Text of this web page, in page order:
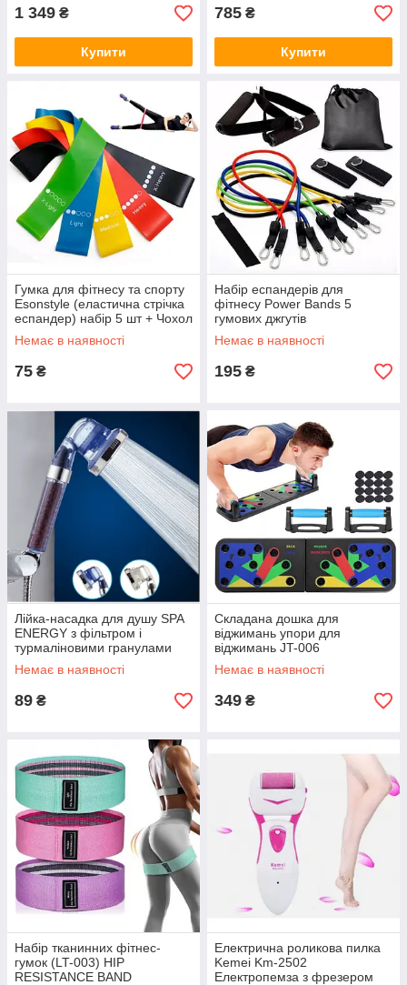
1 349 ₴
Купити
785 ₴
Купити
Гумка для фітнесу та спорту
Esonstyle (еластична стрічка
еспандер) набір 5 шт + Чохол
у комплекті
Немає в наявності
75 ₴
Набір еспандерів для
фітнесу Power Bands 5
гумових джгутів
Немає в наявності
195 ₴
Лійка-насадка для душу SPA
ENERGY з фільтром і
турмаліновими гранулами
3в1
Немає в наявності
89 ₴
Складана дошка для
віджимань упори для
віджимань JT-006
Немає в наявності
349 ₴
Набір тканинних фітнес-
гумок (LT-003) HIP
RESISTANCE BAND
Електрична роликова пилка
Kemei Km-2502
Електропемза з фрезером